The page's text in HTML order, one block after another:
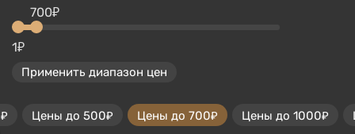
1₽
700₽
Применить диапазон цен
Цены до 500₽ Цены до 700₽ Цены до 1000₽